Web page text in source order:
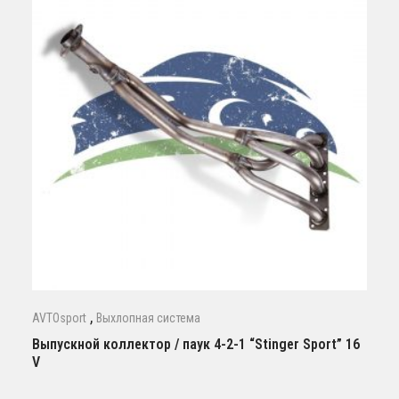
AVTOsport , Выхлопная система
Выпускной коллектор / паук 4-2-1 “Stinger Sport” 16
V